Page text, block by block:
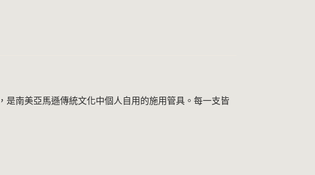
南美亞馬遜傳統文化中個人自用的施用管具。每一支皆